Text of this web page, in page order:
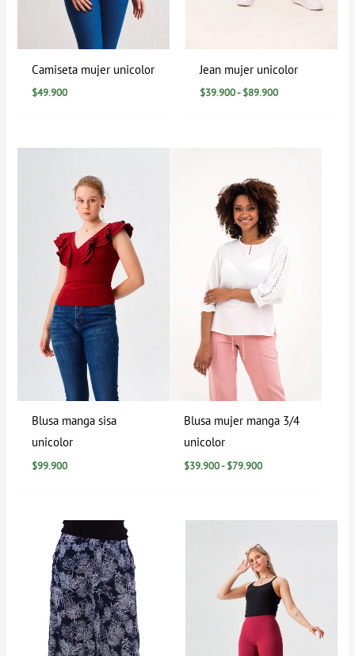
Camiseta mujer unicolor
$49.900
Jean mujer unicolor
$39.900- $89.900
Blusa manga sisa
unicolor
$99.900
Blusa mujer manga 3/4
unicolor
$39.900- $79.900
precios:
desde
$39.900
hasta
$79.900